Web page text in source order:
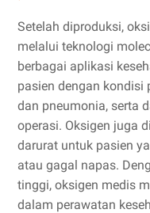
Setelah diproduksi,
melalui teknologi
berbagai aplikasi
pasien dengan kondisi
dan pneumonia, serta
operasi. Oksigen juga
darurat untuk pasien
atau gagal napas.
tinggi, oksigen medis
dalam perawatan